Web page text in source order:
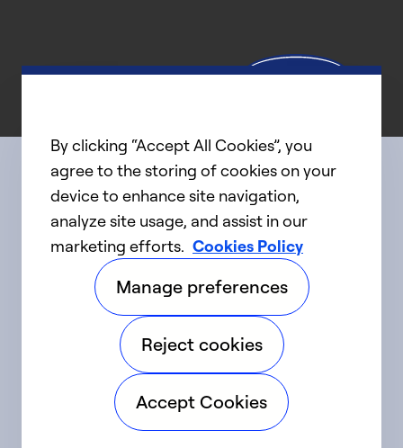
Connect with us
linkedIntwitter facebookyoutube
©2025 Carrier. Tous droits réservés.
Accessibilité Avis sur la confidentialité
Conditions d'utilisation Parlez fort
By clicking “Accept All Cookies”, you
agree to the storing of cookies on your
device to enhance site navigation,
analyze site usage, and assist in our
marketing efforts. Cookies Policy
Manage preferences
Reject cookies
Accept Cookies